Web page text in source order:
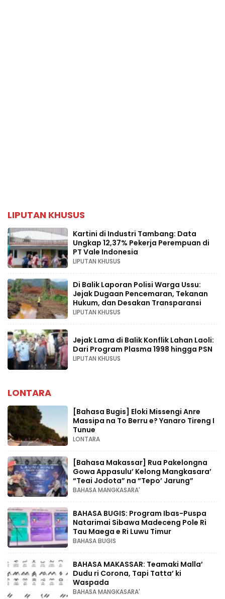
LIPUTAN KHUSUS
Kartini di Industri Tambang: Data
Ungkap 12,37% Pekerja Perempuan di
PT Vale Indonesia
LIPUTAN KHUSUS
Di Balik Laporan Polisi Warga Ussu:
Jejak Dugaan Pencemaran, Tekanan
Hukum, dan Desakan Transparansi
LIPUTAN KHUSUS
Jejak Lama di Balik Konflik Lahan Laoli:
Dari Program Plasma 1998 hingga PSN
LIPUTAN KHUSUS
LONTARA
[Bahasa Bugis] ‎Eloki Missengi Anre
Massipa na To Berru e? Yanaro Tireng I
Tunue
LONTARA
[Bahasa Makassar] Rua Pakelongna
Gowa Appasulu’ Kelong Mangkasara’
“Teai Jodota” na “Tepo’ Jarung”
BAHASA MANGKASARA'
BAHASA BUGIS: Program Ibas-Puspa
Natarimai Sibawa Madeceng Pole Ri
Tau Maega e Ri Luwu Timur
BAHASA BUGIS
BAHASA MAKASSAR: Teamaki Malla’
Dudu ri Corona, Tapi Tatta’ ki
Waspada
BAHASA MANGKASARA'